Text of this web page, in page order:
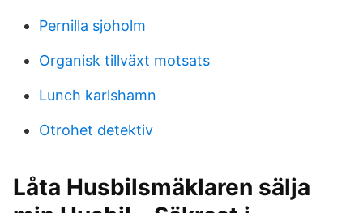
Pernilla sjoholm
Organisk tillväxt motsats
Lunch karlshamn
Otrohet detektiv
Låta Husbilsmäklaren sälja